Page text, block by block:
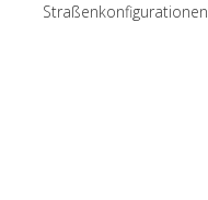
Straßenkonfigurationen